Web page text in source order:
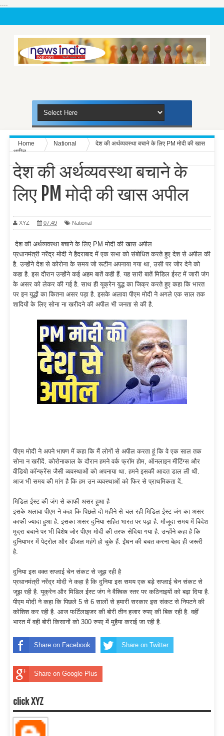
....
Home National
देश की अर्थव्यवस्था बचाने के लिए PM मोदी की खास
अपील
देश की अर्थव्यवस्था बचाने के
लिए PM मोदी की खास अपील
XYZ 07:49 National
देश की अर्थव्यवस्था बचाने के लिए PM मोदी की खास अपील
प्रधानमंत्री नरेंद्र मोदी ने हैदराबाद में एक सभा को संबोधित करते हुए देश से अपील की
है. उन्होंने देश से कोरोना के समय जो रूटीन अपनाया गया था, उसी पर जोर देने को
कहा है. इस दौरान उन्होंने कई अहम बातें कही हैं. यह सारी बातें मिडिल ईस्ट में जारी जंग
के असर को लेकर की गई है. साथ ही यूक्रेन युद्ध का जिक्र करते हुए कहा कि भारत
पर इन युद्धों का कितना असर पड़ा है. इसके अलावा पीएम मोदी ने अगले एक साल तक
शादियों के लिए सोना ना खरीदने की अपील भी जनता से की है.
पीएम मोदी ने अपने भाषण में कहा कि मैं लोगों से अपील करता हूं कि वे एक साल तक
सोना न खरीदें. कोरोनाकाल के दौरान हमने वर्क फ्रॉम होम, ऑनलाइन मीटिंग्स और
वीडियो कॉन्फ्रेंस जैसी व्यवस्थाओं को अपनाया था. हमने इसकी आदत डाल ली थी.
आज भी समय की मांग है कि हम उन व्यवस्थाओं को फिर से प्राथमिकता दें.
मिडिल ईस्ट की जंग से काफी असर हुआ है
इसके अलावा पीएम ने कहा कि पिछले दो महीने से चल रही मिडिल ईस्ट जंग का असर
काफी ज्यादा हुआ है. इसका असर दुनिया सहित भारत पर पड़ा है. मौजूदा समय में विदेश
मुद्रा बचाने पर भी विशेष जोर पीएम मोदी की तरफ सेदिया गया है. उन्होंने कहा है कि
दुनियाभर में पेट्रोल और डीजल महंगे हो चुके हैं. ईंधन की बचत करना बेहद ही जरूरी
है.
दुनिया इस वक्त सप्लाई चेन संकट से जूझ रही है
प्रधानमंत्री नरेंद्र मोदी ने कहा है कि दुनिया इस समय एक बड़े सप्लाई चेन संकट से
जूझ रही है. यूक्रेन और मिडिल ईस्ट जंग ने वैश्विक स्तर पर कठिनाइयों को बढ़ा दिया है.
पीएम मोदी ने कहा कि पिछले 5 से 6 सालों से हमारी सरकार इस संकट से निपटने की
कोशिश कर रही है. आज फर्टिलाइजर की बोरी तीन हजार रुपए की बिक रही है. वहीं
भारत में वही बोरी किसानों को 300 रुपए में मुहैया कराई जा रही है.
Share on Facebook Share on Twitter
Share on Google Plus
click XYZ